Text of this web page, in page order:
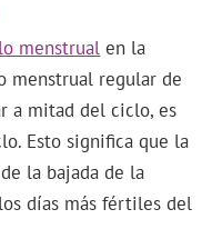
menstrual en la
menstrual regular de
a mitad del ciclo, es
Esto significa que la
la bajada de la
días más fértiles del